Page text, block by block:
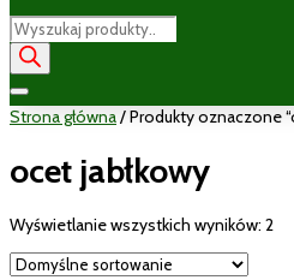
Wyszukiwarka
produktów
Strona główna/ Produkty oznaczone
ocet jabłkowy
Wyświetlanie wszystkich wyników: 2